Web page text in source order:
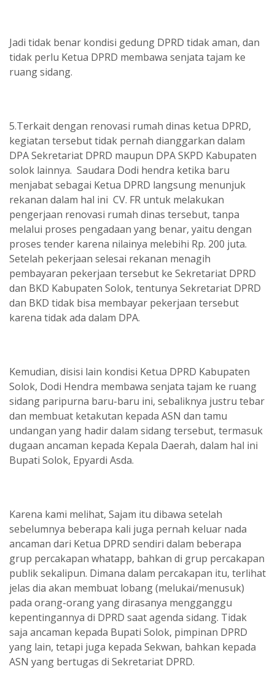
Jadi tidak benar kondisi gedung DPRD tidak aman, dan
tidak perlu Ketua DPRD membawa senjata tajam ke
ruang sidang.
5.Terkait dengan renovasi rumah dinas ketua DPRD,
kegiatan tersebut tidak pernah dianggarkan dalam
DPA Sekretariat DPRD maupun DPA SKPD Kabupaten
solok lainnya. Saudara Dodi hendra ketika baru
menjabat sebagai Ketua DPRD langsung menunjuk
rekanan dalam hal ini CV. FR untuk melakukan
pengerjaan renovasi rumah dinas tersebut, tanpa
melalui proses pengadaan yang benar, yaitu dengan
proses tender karena nilainya melebihi Rp. 200 juta.
Setelah pekerjaan selesai rekanan menagih
pembayaran pekerjaan tersebut ke Sekretariat DPRD
dan BKD Kabupaten Solok, tentunya Sekretariat DPRD
dan BKD tidak bisa membayar pekerjaan tersebut
karena tidak ada dalam DPA.
Kemudian, disisi lain kondisi Ketua DPRD Kabupaten
Solok, Dodi Hendra membawa senjata tajam ke ruang
sidang paripurna baru-baru ini, sebaliknya justru tebar
dan membuat ketakutan kepada ASN dan tamu
undangan yang hadir dalam sidang tersebut, termasuk
dugaan ancaman kepada Kepala Daerah, dalam hal ini
Bupati Solok, Epyardi Asda.
Karena kami melihat, Sajam itu dibawa setelah
sebelumnya beberapa kali juga pernah keluar nada
ancaman dari Ketua DPRD sendiri dalam beberapa
grup percakapan whatapp, bahkan di grup percakapan
publik sekalipun. Dimana dalam percakapan itu, terlihat
jelas dia akan membuat lobang (melukai/menusuk)
pada orang-orang yang dirasanya mengganggu
kepentingannya di DPRD saat agenda sidang. Tidak
saja ancaman kepada Bupati Solok, pimpinan DPRD
yang lain, tetapi juga kepada Sekwan, bahkan kepada
ASN yang bertugas di Sekretariat DPRD.